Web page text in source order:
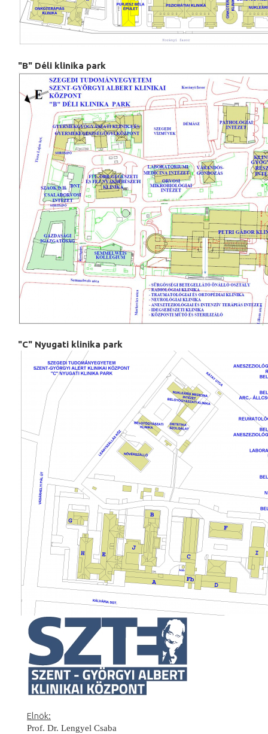
"B" Déli klinika park
"C" Nyugati klinika park
Elnök:
Prof. Dr. Lengyel Csaba